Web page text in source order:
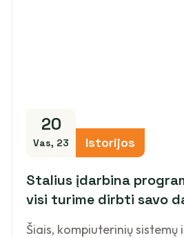
20
Vas, 23 Istorijos
Stalius įdarbina
visi turime dirbti savo
Šiais, kompiuterinių